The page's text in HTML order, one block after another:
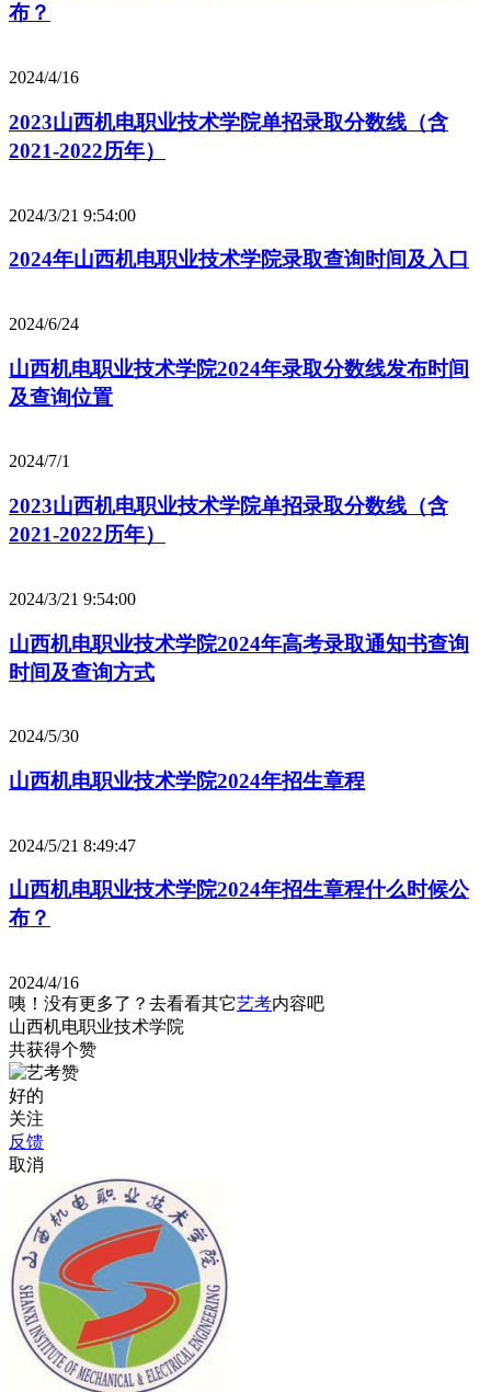
布？
2024/4/16
2023山西机电职业技术学院单招录取分数线（含
2021-2022历年）
2024/3/21 9:54:00
2024年山西机电职业技术学院录取查询时间及入口
2024/6/24
山西机电职业技术学院2024年录取分数线发布时间
及查询位置
2024/7/1
2023山西机电职业技术学院单招录取分数线（含
2021-2022历年）
2024/3/21 9:54:00
山西机电职业技术学院2024年高考录取通知书查询
时间及查询方式
2024/5/30
山西机电职业技术学院2024年招生章程
2024/5/21 8:49:47
山西机电职业技术学院2024年招生章程什么时候公
布？
2024/4/16
咦！没有更多了？去看看其它艺考内容吧
山西机电职业技术学院
共获得个赞
好的
关注
反馈
取消